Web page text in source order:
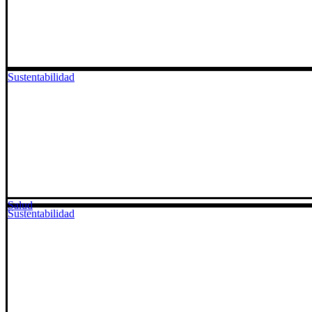
Sustentabilidad
Sustentabilidad
Salud